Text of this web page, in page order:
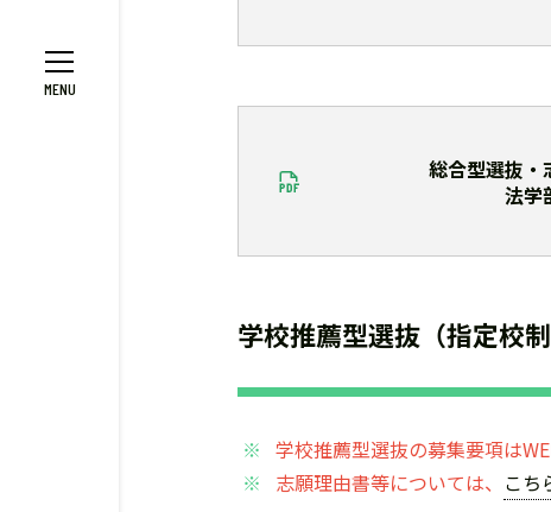
総合型選抜・
法学
学校推薦型選抜（指定校制
学校推薦型選抜の募集要項は
志願理由書等については、 こち